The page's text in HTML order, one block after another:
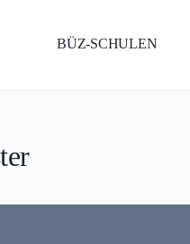
BÜZ-SCHULEN